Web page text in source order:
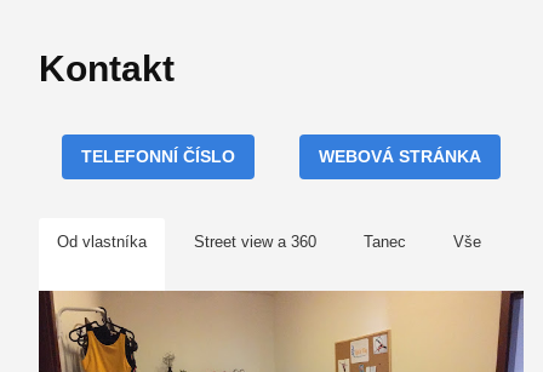
Kontakt
TELEFONNÍ ČÍSLO WEBOVÁ STRÁNKA
Od vlastníka Street view a 360 Tanec Vše